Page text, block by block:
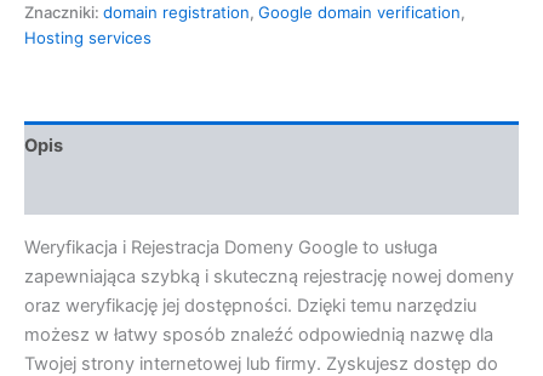
Znaczniki: domain registration, Google domain verification,
Hosting services
Opis
Weryfikacja i Rejestracja Domeny Google to usługa
zapewniająca szybką i skuteczną rejestrację nowej domeny
oraz weryfikację jej dostępności. Dzięki temu narzędziu
możesz w łatwy sposób znaleźć odpowiednią nazwę dla
Twojej strony internetowej lub firmy. Zyskujesz dostęp do